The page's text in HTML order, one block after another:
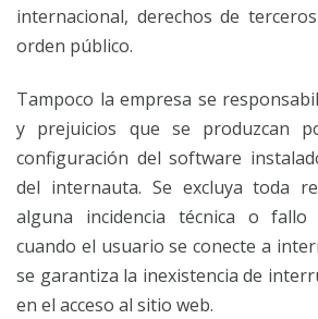
internacional, derechos de
orden público.
Tampoco la empresa se
y prejuicios que se produzcan
configuración del software
del internauta. Se excluya toda
alguna incidencia técnica o
cuando el usuario se conecte a
se garantiza la inexistencia de
en el acceso al sitio web.